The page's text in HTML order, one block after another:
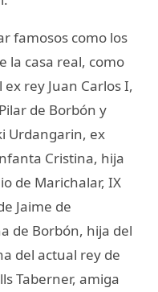
famosos como los
la casa real, como
rey Juan Carlos I,
de Borbón y
Urdangarin, ex
Cristina, hija
de Marichalar, IX
Jaime de
de Borbón, hija del
del actual rey de
Taberner, amiga